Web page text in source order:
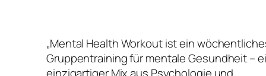
„Mental Health Workout ist ein
Gruppentraining für mentale Gesundheit –